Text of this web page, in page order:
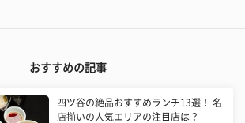
おすすめの記事
四ツ谷の絶品おすすめランチ13選！ 名
店揃いの人気エリアの注目店は？